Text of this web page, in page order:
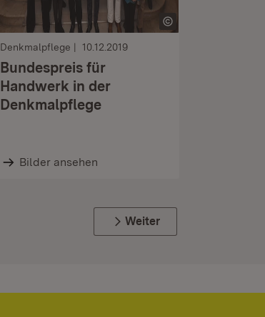
Denkmalpflege 10.12.2019
Bundespreis für
Handwerk in der
Denkmalpflege
Bilder ansehen
Weiter